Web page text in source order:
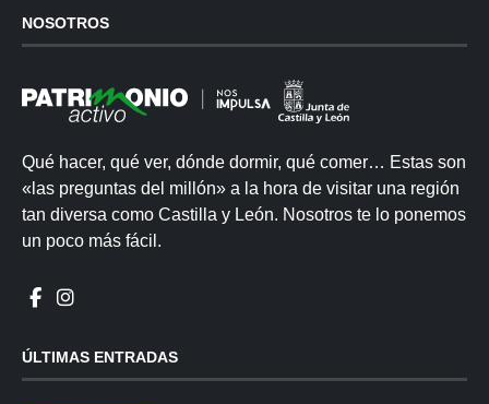
NOSOTROS
Qué hacer, qué ver, dónde dormir, qué comer… Estas son
«las preguntas del millón» a la hora de visitar una región
tan diversa como Castilla y León. Nosotros te lo ponemos
un poco más fácil.
ÚLTIMAS ENTRADAS